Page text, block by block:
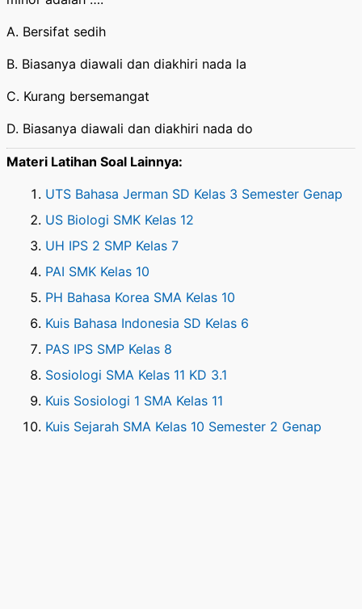
A. Bersifat sedih
B. Biasanya diawali dan diakhiri nada la
C. Kurang bersemangat
D. Biasanya diawali dan diakhiri nada do
Materi Latihan Soal Lainnya:
UTS Bahasa Jerman SD Kelas 3 Semester Genap
US Biologi SMK Kelas 12
UH IPS 2 SMP Kelas 7
PAI SMK Kelas 10
PH Bahasa Korea SMA Kelas 10
Kuis Bahasa Indonesia SD Kelas 6
PAS IPS SMP Kelas 8
Sosiologi SMA Kelas 11 KD 3.1
Kuis Sosiologi 1 SMA Kelas 11
Kuis Sejarah SMA Kelas 10 Semester 2 Genap